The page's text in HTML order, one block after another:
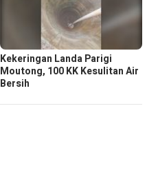
Kekeringan Landa Parigi
Moutong, 100 KK Kesulitan Air
Bersih